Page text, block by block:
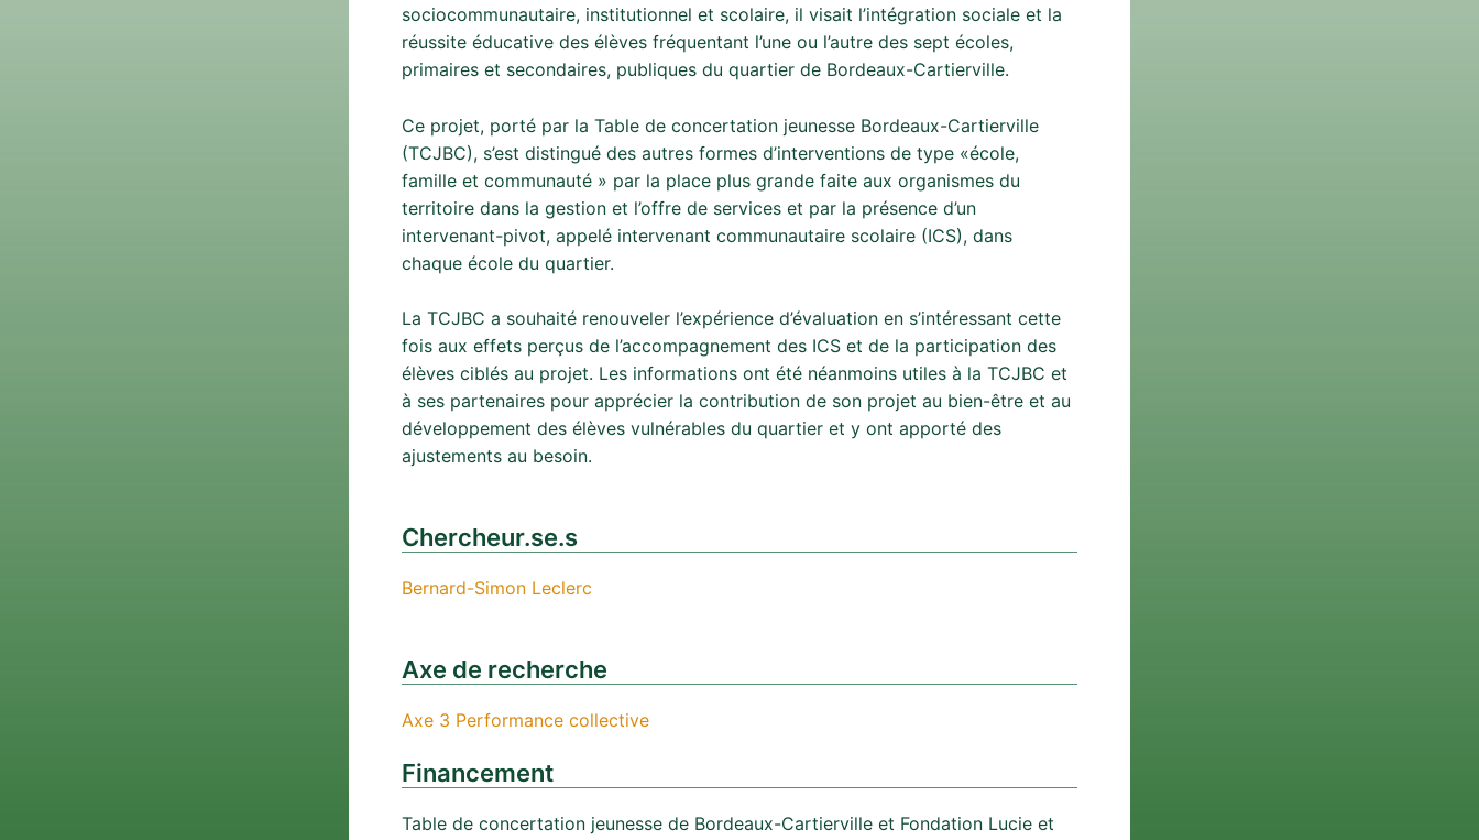
sociocommunautaire, institutionnel et scolaire, il visait l’intégration sociale et la
réussite éducative des élèves fréquentant l’une ou l’autre des sept écoles,
primaires et secondaires, publiques du quartier de Bordeaux-Cartierville.
Ce projet, porté par la Table de concertation jeunesse Bordeaux-Cartierville
(TCJBC), s’est distingué des autres formes d’interventions de type «école,
famille et communauté » par la place plus grande faite aux organismes du
territoire dans la gestion et l’offre de services et par la présence d’un
intervenant-pivot, appelé intervenant communautaire scolaire (ICS), dans
chaque école du quartier.
La TCJBC a souhaité renouveler l’expérience d’évaluation en s’intéressant cette
fois aux effets perçus de l’accompagnement des ICS et de la participation des
élèves ciblés au projet. Les informations ont été néanmoins utiles à la TCJBC et
à ses partenaires pour apprécier la contribution de son projet au bien-être et au
développement des élèves vulnérables du quartier et y ont apporté des
ajustements au besoin.
Chercheur.se.s
Bernard-Simon Leclerc
Axe de recherche
Axe 3 Performance collective
Financement
Table de concertation jeunesse de Bordeaux-Cartierville et Fondation Lucie et